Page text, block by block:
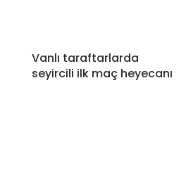
Vanlı taraftarlarda
seyircili ilk maç heyecanı